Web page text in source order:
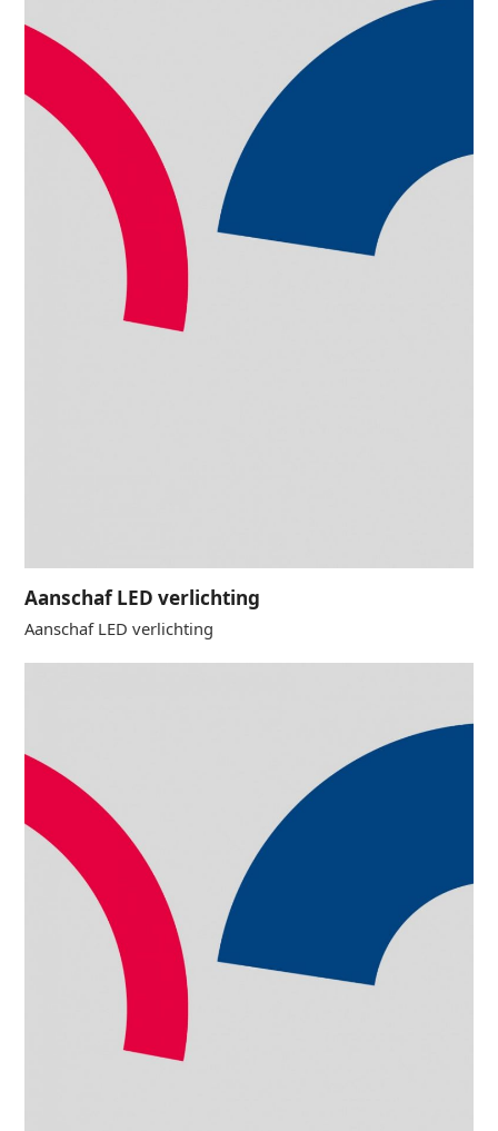
Aanschaf LED verlichting
Aanschaf LED verlichting